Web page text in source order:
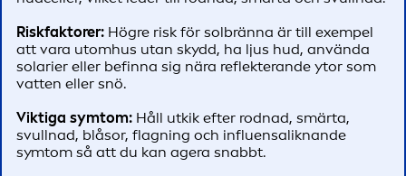
Riskfaktorer: Högre risk för solbränna är till exempel
att vara utomhus utan skydd, ha ljus hud, använda
solarier eller befinna sig nära reflekterande ytor som
vatten eller snö.
Viktiga symtom: Håll utkik efter rodnad, smärta,
svullnad, blåsor, flagning och influensaliknande
symtom så att du kan agera snabbt.